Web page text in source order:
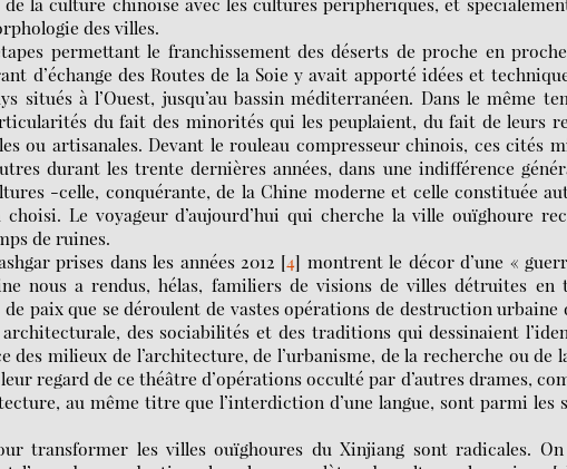
des villes.
permettant le franchissement des déserts de proche en
d’échange des Routes de la Soie y avait apporté idées et
situés à l’Ouest, jusqu’au bassin méditerranéen. Dans le même
du fait des minorités qui les peuplaient, du fait de leurs
ou artisanales. Devant le rouleau compresseur chinois, ces cités
durant les trente dernières années, dans une indifférence
-celle, conquérante, de la Chine moderne et celle constituée
Le voyageur d’aujourd’hui qui cherche la ville ouïghoure
de ruines.
prises dans les années 2012 [4] montrent le décor d’une «
nous a rendus, hélas, familiers de visions de villes détruites en
de paix que se déroulent de vastes opérations de destruction urbaine
des sociabilités et des traditions qui dessinaient
des milieux de l’architecture, de l’urbanisme, de la recherche ou de
regard de ce théâtre d’opérations occulté par d’autres drames,
au même titre que l’interdiction d’une langue, sont parmi les
transformer les villes ouïghoures du Xinjiang sont radicales.